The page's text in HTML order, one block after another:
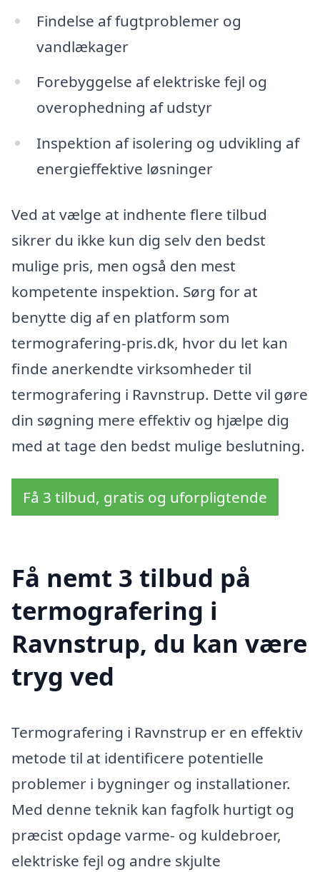
Findelse af fugtproblemer og
vandlækager
Forebyggelse af elektriske fejl og
overophedning af udstyr
Inspektion af isolering og udvikling af
energieffektive løsninger
Ved at vælge at indhente flere tilbud
sikrer du ikke kun dig selv den bedst
mulige pris, men også den mest
kompetente inspektion. Sørg for at
benytte dig af en platform som
termografering-pris.dk, hvor du let kan
finde anerkendte virksomheder til
termografering i Ravnstrup. Dette vil gøre
din søgning mere effektiv og hjælpe dig
med at tage den bedst mulige beslutning.
Få 3 tilbud, gratis og uforpligtende
Få nemt 3 tilbud på
termografering i
Ravnstrup, du kan være
tryg ved
Termografering i Ravnstrup er en effektiv
metode til at identificere potentielle
problemer i bygninger og installationer.
Med denne teknik kan fagfolk hurtigt og
præcist opdage varme- og kuldebroer,
elektriske fejl og andre skjulte